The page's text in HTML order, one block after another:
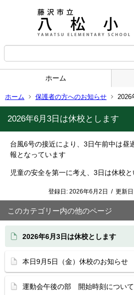
ホーム
ホーム 保護者の方へのお知らせ 2026
2026年6月3日は休校とします
台風6号の接近により、3日午前中は昼
報となっています
児童の安全を第一に考え、3日は休校
登録日: 2026年6月2日 / 更新
このカテゴリー内の他のページ
2026年6月3日は休校とします
本日9月5日（金）休校のお知らせ
運動会午後の部 開始時刻について